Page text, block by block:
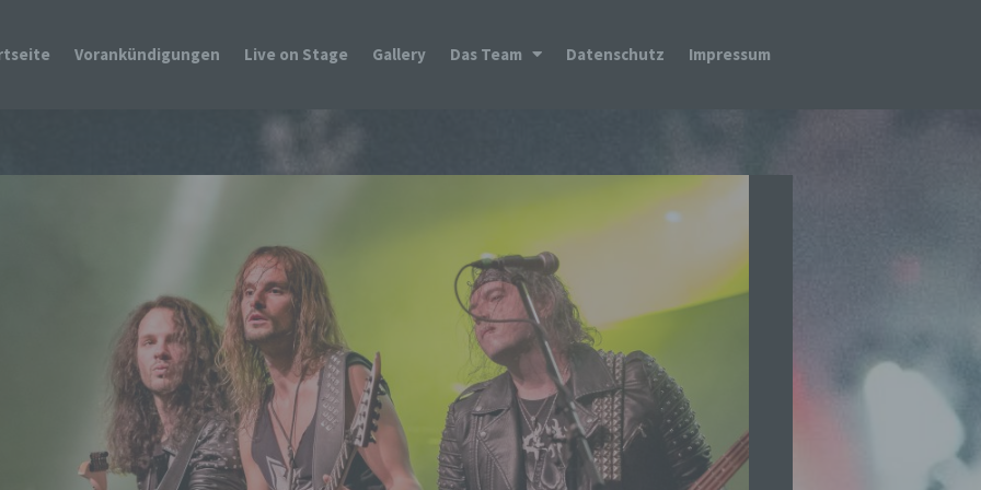
Vorankündigungen Live on Stage Gallery Das Team Datenschutz Impressum